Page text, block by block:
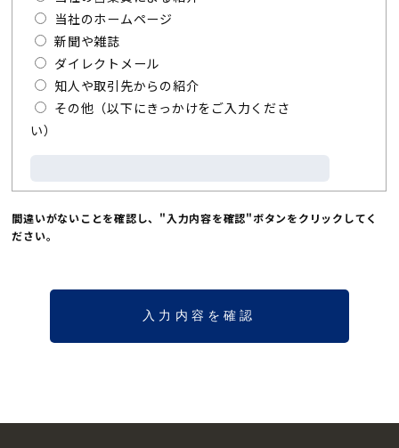
当社のホームページ
新聞や雑誌
ダイレクトメール
知人や取引先からの紹介
その他（以下にきっかけをご入力くださ
い）
間違いがないことを確認し、"入力内容を確認"ボタンをクリックしてく
ださい。